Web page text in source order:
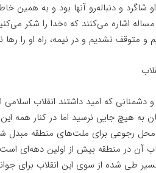
و دنباله‌رو آنها بود و به همین
اشاره می‌کنند که «خدا را شکر
نشدیم و در نیمه، راه او را رها
که امید داشتند انقلاب اسلامی
به هیچ جایی نرسید اما در کنار همه
و محل رجوعی برای ملت‌های منطقه مبدل
آن در منطقه بیش از اولین دهه‌ای
طی شده از سوی این انقلاب برای